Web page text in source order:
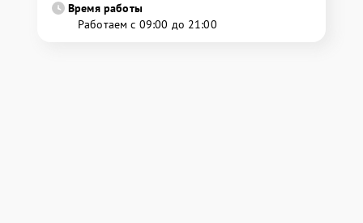
Время работы
Работаем с 09:00 до 21:00